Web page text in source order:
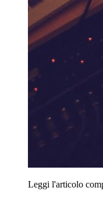
Leggi l'articolo